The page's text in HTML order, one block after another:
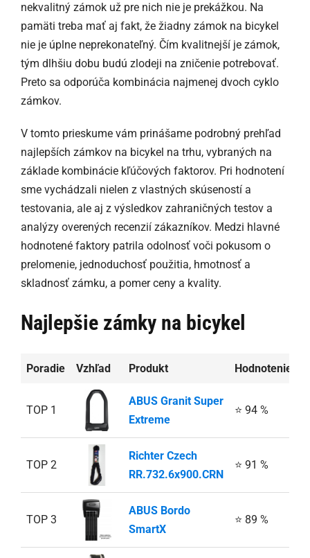
nekvalitný zámok už pre nich nie je prekážkou. Na
pamäti treba mať aj fakt, že žiadny zámok na bicykel
nie je úplne neprekonateľný. Čím kvalitnejší je zámok,
tým dlhšiu dobu budú zlodeji na zničenie potrebovať.
Preto sa odporúča kombinácia najmenej dvoch cyklo
zámkov.
V tomto prieskume vám prinášame podrobný prehľad
najlepších zámkov na bicykel na trhu, vybraných na
základe kombinácie kľúčových faktorov. Pri hodnotení
sme vychádzali nielen z vlastných skúseností a
testovania, ale aj z výsledkov zahraničných testov a
analýzy overených recenzií zákazníkov. Medzi hlavné
hodnotené faktory patrila odolnosť voči pokusom o
prelomenie, jednoduchosť použitia, hmotnosť a
skladnosť zámku, a pomer ceny a kvality.
Najlepšie zámky na bicykel
Poradie Vzhľad Produkt Hodnotenie
TOP 1
ABUS Granit Super
Extreme
⭐ 94 %
TOP 2
Richter Czech
RR.732.6x900.CRN
⭐ 91 %
TOP 3
ABUS Bordo
SmartX
⭐ 89 %